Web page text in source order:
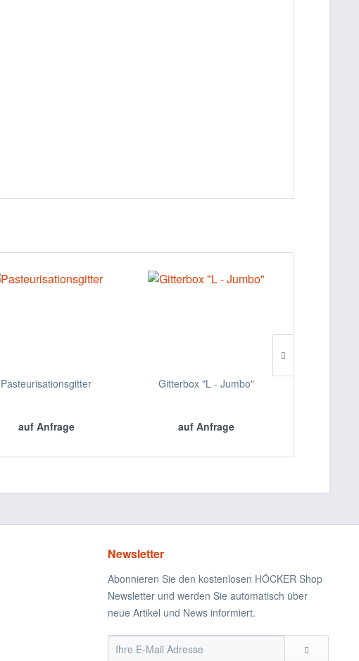
Pasteurisationsgitter
auf Anfrage
Gitterbox "L - Jumbo"
auf Anfrage
Newsletter
Abonnieren Sie den kostenlosen HÖCKER Shop
Newsletter und werden Sie automatisch über
neue Artikel und News informiert.